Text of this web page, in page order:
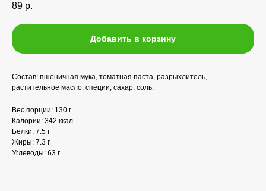
89 р.
Добавить в корзину
Состав: пшеничная мука, томатная паста, разрыхлитель,
растительное масло, специи, сахар, соль.
Вес порции: 130 г
Калории: 342 ккал
Белки: 7.5 г
Жиры: 7.3 г
Углеводы: 63 г